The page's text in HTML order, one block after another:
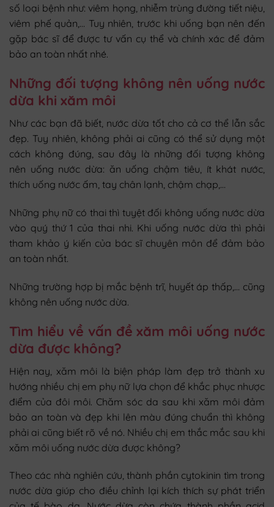
số loại bệnh như: viêm họng, nhiễm trùng đường tiết niệu,
viêm phế quản,… Tuy nhiên, trước khi uống bạn nên đến
gặp bác sĩ để được tư vấn cụ thể và chính xác để đảm
bảo an toàn nhất nhé.
Những đối tượng không nên uống nước
dừa khi xăm môi
Như các bạn đã biết, nước dừa tốt cho cả cơ thể lẫn sắc
đẹp. Tuy nhiên, không phải ai cũng có thể sử dụng một
cách không đúng, sau đây là những đối tượng không
nên uống nước dừa: ăn uống chậm tiêu, ít khát nước,
thích uống nước ấm, tay chân lạnh, chậm chạp,…
Những phụ nữ có thai thì tuyệt đối không uống nước dừa
vào quý thứ 1 của thai nhi. Khi uống nước dừa thì phải
tham khảo ý kiến của bác sĩ chuyên môn để đảm bảo
an toàn nhất.
Những trường hợp bị mắc bệnh trĩ, huyết áp thấp,… cũng
không nên uống nước dừa.
Tìm hiểu về vấn đề xăm môi uống nước
dừa được không?
Hiện nay, xăm môi là biện pháp làm đẹp trở thành xu
hướng nhiều chị em phụ nữ lựa chọn để khắc phục nhược
điểm của đôi môi. Chăm sóc da sau khi xăm môi đảm
bảo an toàn và đẹp khi lên màu đúng chuẩn thì không
phải ai cũng biết rõ về nó. Nhiều chị em thắc mắc sau khi
xăm môi uống nước dừa được không?
Theo các nhà nghiên cứu, thành phần cytokinin tìm trong
nước dừa giúp cho điều chỉnh lại kích thích sự phát triển